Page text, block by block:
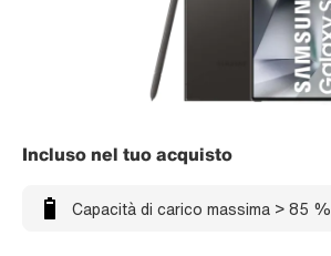
Incluso nel tuo acquisto
Capacità di carico massima > 85 %